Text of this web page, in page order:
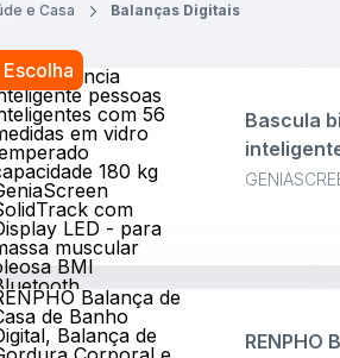
e Casa Balanças Digitais
pessoas
com 56
em vidro
180 kg
com
LED - para
muscular
BMI
Bascula
com 56
Display
muscular
Balança de
de Banho
Balança de
RENPHO